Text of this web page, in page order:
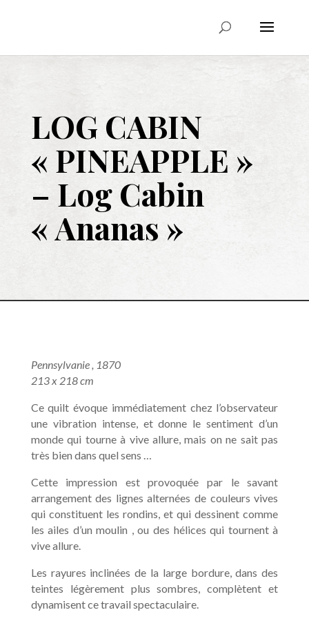
LOG CABIN
« PINEAPPLE »
– Log Cabin
« Ananas »
Pennsylvanie , 1870
213 x 218 cm
Ce quilt évoque immédiatement chez l’observateur
une vibration intense, et donne le sentiment d’un
monde qui tourne à vive allure, mais on ne sait pas
très bien dans quel sens …
Cette impression est provoquée par le savant
arrangement des lignes alternées de couleurs vives
qui constituent les rondins, et qui dessinent comme
les ailes d’un moulin , ou des hélices qui tournent à
vive allure.
Les rayures inclinées de la large bordure, dans des
teintes légèrement plus sombres, complètent et
dynamisent ce travail spectaculaire.